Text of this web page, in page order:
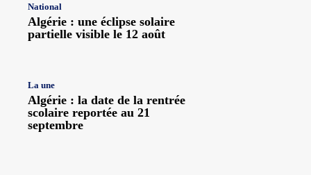
National
Algérie : une éclipse solaire
partielle visible le 12 août
La une
Algérie : la date de la rentrée
scolaire reportée au 21
septembre